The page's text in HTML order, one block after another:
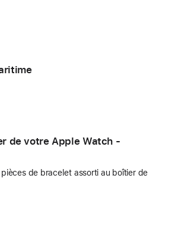
de votre Apple Watch -
de bracelet assorti au boîtier de